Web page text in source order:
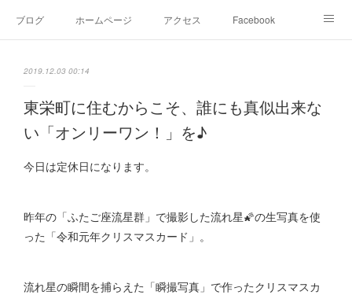
ブログ ホームページ アクセス Facebook
2019.12.03 00:14
東栄町に住むからこそ、誰にも真似出来な
い「オンリーワン！」を♪
今日は定休日になります。
昨年の「ふたご座流星群」で撮影した流れ星🌠の生写真を使
った「令和元年クリスマスカード」。
流れ星の瞬間を捕らえた「瞬撮写真」で作ったクリスマスカ